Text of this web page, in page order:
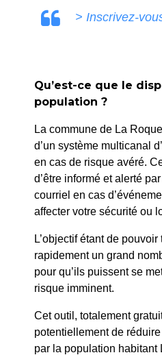
N° 65/25 – CESSION DU
MASSEY FERGUSON
73/25 – AVENANT
LOCATION DE L’ABBAYE
DU 04/02/2025
ROQUE
> Inscrivez-
Qu’est-ce que le
population ?
La commune de La
d’un système multicanal
en cas de risque avéré.
d’être informé et alerté
courriel en cas
affecter votre sécurité ou
L’objectif étant de
rapidement un grand
pour qu’ils puissent se
risque imminent.
Cet outil, totalement
potentiellement de
par la population habitant